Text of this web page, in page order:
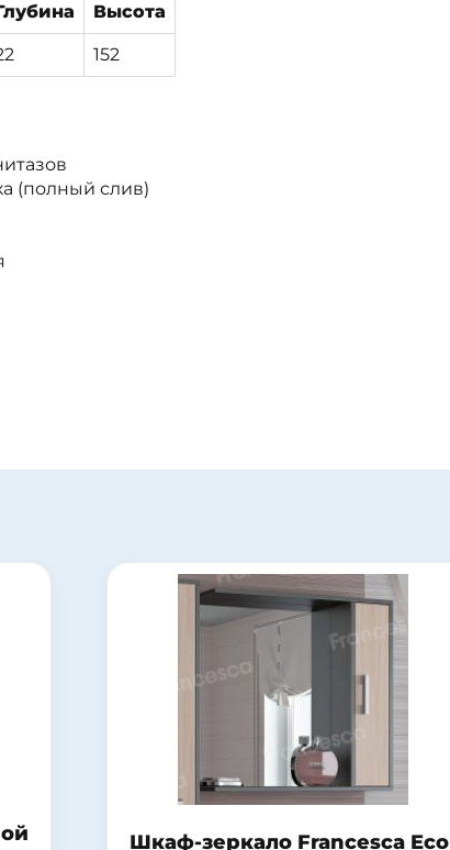
Высота
152
(полный слив)
Пьедестал для раковины Jika